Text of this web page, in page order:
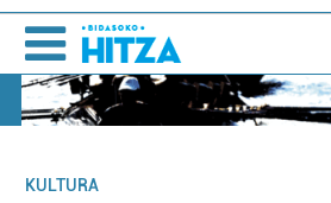
KULTURA